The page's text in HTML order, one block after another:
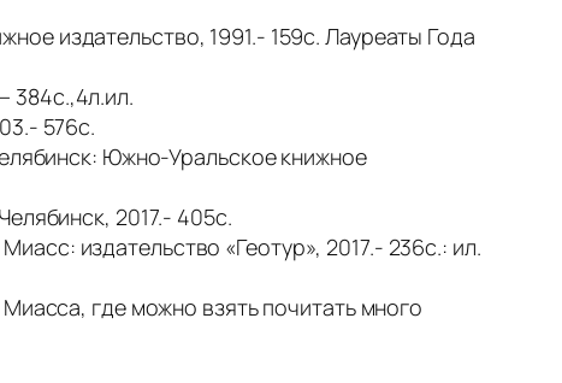
издательство, 1991.- 159с. Лауреаты Года
384с.,4л.ил.
576с.
Южно-Уральское книжное
2017.- 405с.
издательство «Геотур», 2017.- 236с.: ил.
где можно взять почитать много